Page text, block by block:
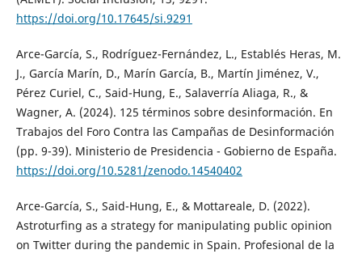
https://doi.org/10.17645/si.9291
Arce-García, S., Rodríguez-Fernández, L., Establés Heras, M.
J., García Marín, D., Marín García, B., Martín Jiménez, V.,
Pérez Curiel, C., Said-Hung, E., Salaverría Aliaga, R., &
Wagner, A. (2024). 125 términos sobre desinformación. En
Trabajos del Foro Contra las Campañas de Desinformación
(pp. 9-39). Ministerio de Presidencia - Gobierno de España.
https://doi.org/10.5281/zenodo.14540402
Arce-García, S., Said-Hung, E., & Mottareale, D. (2022).
Astroturfing as a strategy for manipulating public opinion
on Twitter during the pandemic in Spain. Profesional de la